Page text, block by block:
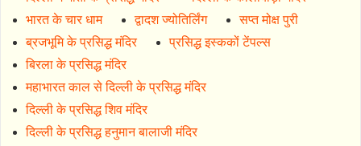
भारत के चार धाम
द्वादश ज्योतिर्लिंग
सप्त मोक्ष पुरी
ब्रजभूमि के प्रसिद्ध मंदिर
प्रसिद्ध इस्ककों टेंपल्स
बिरला के प्रसिद्ध मंदिर
महाभारत काल से दिल्ली के प्रसिद्ध मंदिर
दिल्ली के प्रसिद्ध शिव मंदिर
दिल्ली के प्रसिद्ध हनुमान बालाजी मंदिर